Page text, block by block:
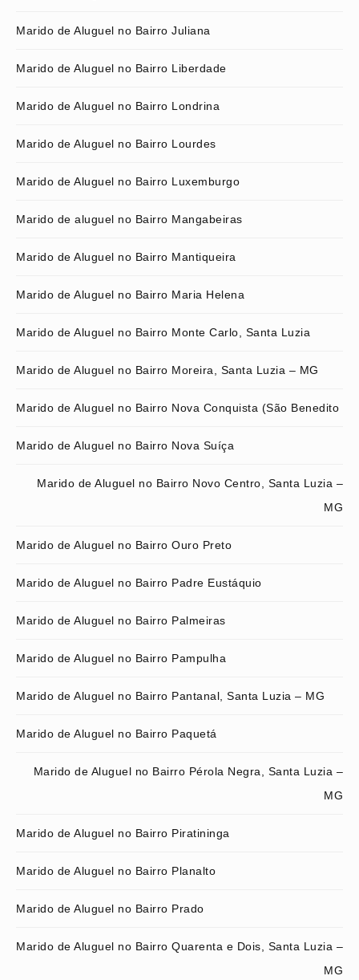
Marido de Aluguel no Bairro Juliana
Marido de Aluguel no Bairro Liberdade
Marido de Aluguel no Bairro Londrina
Marido de Aluguel no Bairro Lourdes
Marido de Aluguel no Bairro Luxemburgo
Marido de aluguel no Bairro Mangabeiras
Marido de Aluguel no Bairro Mantiqueira
Marido de Aluguel no Bairro Maria Helena
Marido de Aluguel no Bairro Monte Carlo, Santa Luzia
Marido de Aluguel no Bairro Moreira, Santa Luzia – MG
Marido de Aluguel no Bairro Nova Conquista (São Benedito
Marido de Aluguel no Bairro Nova Suíça
Marido de Aluguel no Bairro Novo Centro, Santa Luzia –
MG
Marido de Aluguel no Bairro Ouro Preto
Marido de Aluguel no Bairro Padre Eustáquio
Marido de Aluguel no Bairro Palmeiras
Marido de Aluguel no Bairro Pampulha
Marido de Aluguel no Bairro Pantanal, Santa Luzia – MG
Marido de Aluguel no Bairro Paquetá
Marido de Aluguel no Bairro Pérola Negra, Santa Luzia –
MG
Marido de Aluguel no Bairro Piratininga
Marido de Aluguel no Bairro Planalto
Marido de Aluguel no Bairro Prado
Marido de Aluguel no Bairro Quarenta e Dois, Santa Luzia –
MG